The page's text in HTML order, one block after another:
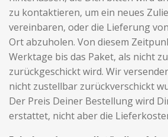
zu kontaktieren, um ein neues
vereinbaren, oder die Lieferung
Ort abzuholen. Von diesem
Werktage bis das Paket, als nicht
zurückgeschickt wird. Wir
nicht zustellbar zurückverschickt
Der Preis Deiner Bestellung wird
erstattet, nicht aber die